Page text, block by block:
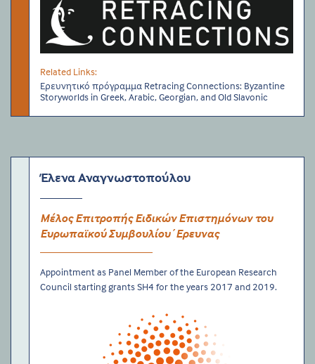
Related Links:
Ερευνητικό πρόγραμμα Retracing Connections: Byzantine
Storyworlds in Greek, Arabic, Georgian, and Old Slavonic
Έλενα Αναγνωστοπούλου
Μέλος Επιτροπής Ειδικών Επιστημόνων του
Ευρωπαϊκού Συμβουλίου ΄Ερευνας
Appointment as Panel Member of the European Research
Council starting grants SH4 for the years 2017 and 2019.